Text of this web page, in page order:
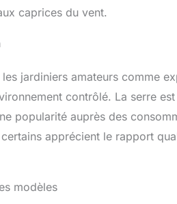
caprices du vent.
jardiniers amateurs comme
contrôlé. La serre
popularité auprès des
apprécient le rapport
modèles